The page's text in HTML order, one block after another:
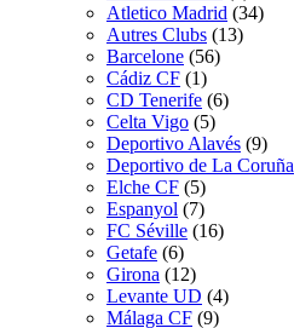
Atletico Madrid (34)
Autres Clubs (13)
Barcelone (56)
Cádiz CF (1)
CD Tenerife (6)
Celta Vigo (5)
Deportivo Alavés (9)
Deportivo de La Coruña
Elche CF (5)
Espanyol (7)
FC Séville (16)
Getafe (6)
Girona (12)
Levante UD (4)
Málaga CF (9)